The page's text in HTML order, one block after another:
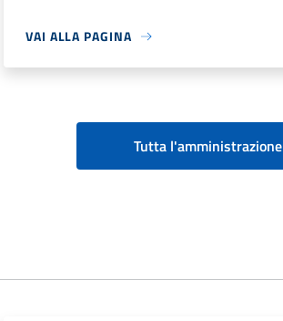
VAI ALLA PAGINA
Tutta l'amministrazione